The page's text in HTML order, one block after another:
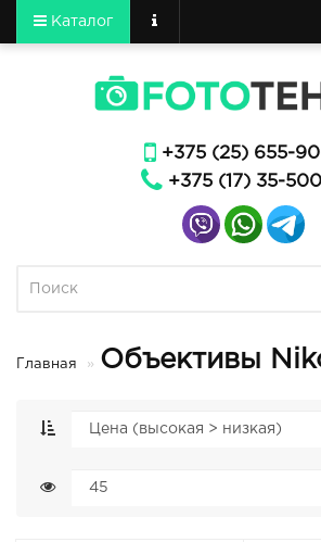
Каталог
+375 (25) 655-
+375 (17) 35-
Главная Объективы